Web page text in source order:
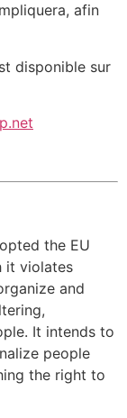
afin
disponible sur
the EU
it violates
and
It intends to
people
the right to